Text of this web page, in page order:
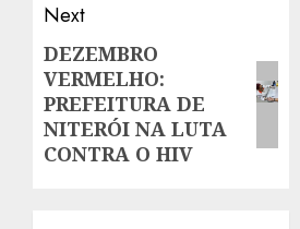
Next
Next
post:
DEZEMBRO
VERMELHO:
PREFEITURA DE
NITERÓI NA LUTA
CONTRA O HIV